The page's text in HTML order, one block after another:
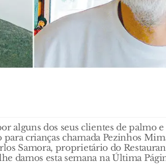
alguns dos seus clientes de palmo
crianças chamada Pezinhos
Samora, proprietário do
damos esta semana na Última